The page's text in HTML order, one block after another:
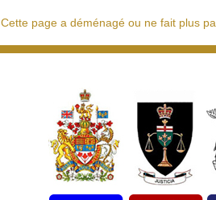
Cette page a déménagé ou ne fait plus